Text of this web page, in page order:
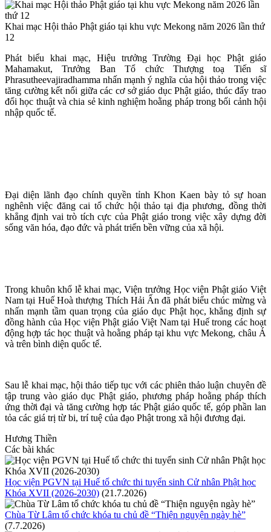
Khai mạc Hội thảo Phật giáo tại khu vực Mekong năm 2026 lần thứ
12
Phát biểu khai mạc, Hiệu trưởng Trường Đại học Phật giáo
Mahamakut, Trưởng Ban Tổ chức Thượng toạ Tiến sĩ
Phrasutheevajiradhamma nhấn mạnh ý nghĩa của hội thảo trong việc
tăng cường kết nối giữa các cơ sở giáo dục Phật giáo, thúc đẩy trao
đổi học thuật và chia sẻ kinh nghiệm hoằng pháp trong bối cảnh hội
nhập quốc tế.
Đại diện lãnh đạo chính quyền tỉnh Khon Kaen bày tỏ sự hoan
nghênh việc đăng cai tổ chức hội thảo tại địa phương, đồng thời
khẳng định vai trò tích cực của Phật giáo trong việc xây dựng đời
sống văn hóa, đạo đức và phát triển bền vững của xã hội.
Trong khuôn khổ lễ khai mạc, Viện trưởng Học viện Phật giáo Việt
Nam tại Huế Hoà thượng Thích Hải Ấn đã phát biểu chúc mừng và
nhấn mạnh tầm quan trọng của giáo dục Phật học, khẳng định sự
đồng hành của Học viện Phật giáo Việt Nam tại Huế trong các hoạt
động hợp tác học thuật và hoằng pháp tại khu vực Mekong, châu Á
và trên bình diện quốc tế.
Sau lễ khai mạc, hội thảo tiếp tục với các phiên thảo luận chuyên đề
tập trung vào giáo dục Phật giáo, phương pháp hoằng pháp thích
ứng thời đại và tăng cường hợp tác Phật giáo quốc tế, góp phần lan
tỏa các giá trị từ bi, trí tuệ của đạo Phật trong xã hội đương đại.
Hương Thiền
Các bài khác
Học viện PGVN tại Huế tổ chức thi tuyển sinh Cử nhân Phật học
Khóa XVII (2026-2030) (21.7.2026)
Chùa Từ Lâm tổ chức khóa tu chủ đề “Thiện nguyện ngày hè”
(7.7.2026)